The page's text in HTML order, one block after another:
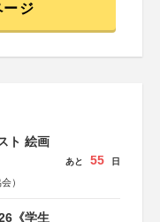
ジ
ト 絵画
）
あと 55 日
《学生